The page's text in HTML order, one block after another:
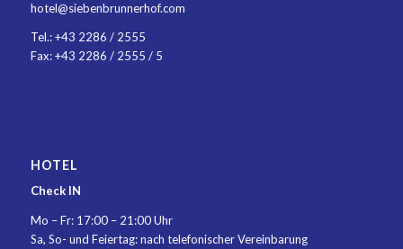
hotel@siebenbrunnerhof.com
Tel.:+43 2286 / 2555
Fax: +43 2286 / 2555 / 5
HOTEL
Check IN
Mo – Fr: 17:00 – 21:00 Uhr
Sa, So- und Feiertag: nach telefonischer Vereinbarung